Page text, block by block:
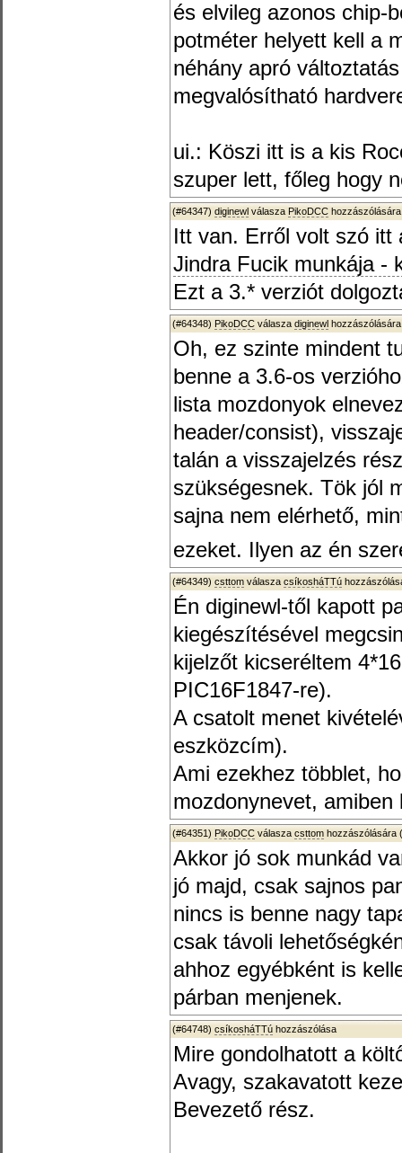
és elvileg azonos chip-
potméter helyett kell a
néhány apró
megvalósítható
ui.: Köszi itt is a kis
szuper lett, főleg hogy
(#64347) diginewl válasza PikoDCC
Itt van. Erről volt szó itt
Jindra Fucik munkája -
Ezt a 3.* verziót
(#64348) PikoDCC válasza diginewl
Oh, ez szinte mindent
benne a 3.6-os
lista mozdonyok
header/consist),
talán a visszajelzés
szükségesnek. Tök jól
sajna nem elérhető,
ezeket. Ilyen az én
(#64349) csttom válasza csíkosháTTú
Én diginewl-től kapott
kiegészítésével
kijelzőt kicseréltem
PIC16F1847-re).
A csatolt menet
eszközcím).
Ami ezekhez többlet,
mozdonynevet, amiben
(#64351) PikoDCC válasza csttom hozzászólására (
Akkor jó sok munkád
jó majd, csak sajnos
nincs is benne nagy
csak távoli
ahhoz egyébként is
párban menjenek.
(#64748) csíkosháTTú hozzászólása
Mire gondolhatott a
Avagy, szakavatott
Bevezető rész.